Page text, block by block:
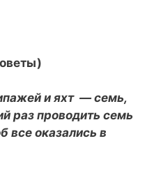
и яхт — семь,
раз проводить семь
все оказались в